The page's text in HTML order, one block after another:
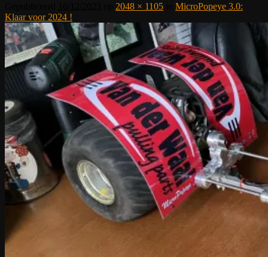
2048 × 1105
MicroPopeye 3.0:
Klaar voor 2024 !